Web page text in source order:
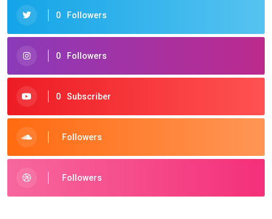
0 Followers
0 Followers
0 Subscriber
Followers
Followers